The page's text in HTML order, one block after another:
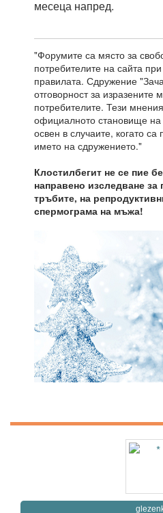
месеца напред.
"Форумите са място за
потребителите на сайта
правилата. Сдружение
отговорност за изразените
потребителите. Тези
официалното становище на
освен в случаите, когато са
името на сдружението."
Клостилбегит не се пие
направено изследване
тръбите, на
спермограма на мъжа!